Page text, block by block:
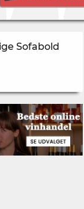
Sofabold